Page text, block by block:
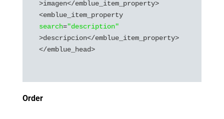
>imagen</emblue_item_property>
search="description"
>descripcion</emblue_item_property>
</emblue_head>
Order